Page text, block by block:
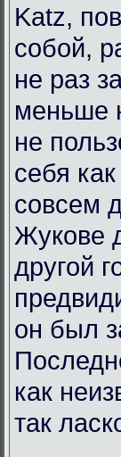
Katz,
собой,
не раз
меньше
не
себя
совсем
Жукове
другой
он был
как
так